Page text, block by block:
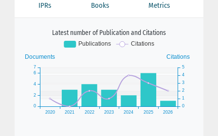
IPRs Books Metrics
Latest number of Publication and Citations